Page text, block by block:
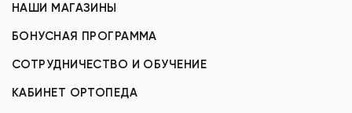
НАШИ МАГАЗИНЫ
БОНУСНАЯ ПРОГРАММА
СОТРУДНИЧЕСТВО И ОБУЧЕНИЕ
КАБИНЕТ ОРТОПЕДА